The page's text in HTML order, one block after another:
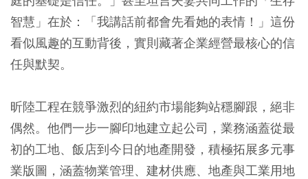
智慧」在於：「我講話前都會先看她的表情！」這份
看似風趣的互動背後，實則藏著企業經營最核心的信
任與默契。
昕陸工程在競爭激烈的紐約市場能夠站穩腳跟，絕非
偶然。他們一步一腳印地建立起公司，業務涵蓋從最
初的工地、飯店到今日的地產開發，積極拓展多元事
業版圖，涵蓋物業管理、建材供應、地產與工業用地